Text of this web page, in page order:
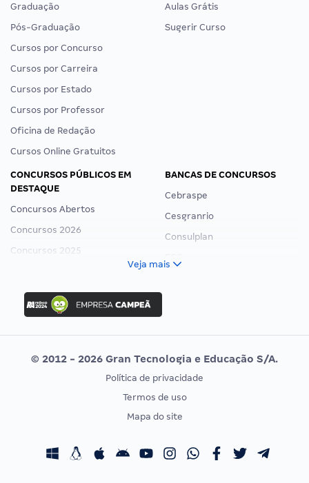
Graduação
Pós-Graduação
Cursos por Concurso
Cursos por Carreira
Cursos por Estado
Cursos por Professor
Oficina de Redação
Cursos Online Gratuitos
Aulas Grátis
Sugerir Curso
CONCURSOS PÚBLICOS EM
DESTAQUE
Concursos Abertos
Concursos 2026
Concursos 2025
Concurso Ibama
Concurso MPU
Editais publicados
BANCAS DE CONCURSOS
Cebraspe
Cesgranrio
Consulplan
Vunesp
CONCURSOS POR PROFISSÃO
Concursos Fiscais
EXAME DE ORDEM
Calendário OAB
Veja mais
© 2012 - 2026 Gran Tecnologia e Educação S/A.
Política de privacidade
Termos de uso
Mapa do site